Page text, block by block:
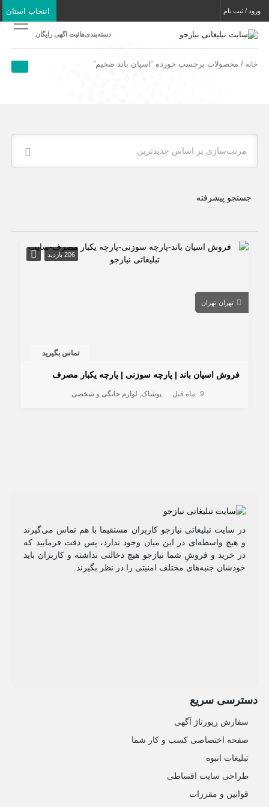
انتخاب استان ورود / ثبت نام
دسته‌بندی‌هاثبت اگهی رایگان
خانه / محصولات برچسب خورده “اسپان باند ضخیم”
مرتب‌سازی بر اساس جدیدترین
جستجو پیشرفته
206 بازدید
تهران تهران
تماس بگیرید
فروش اسپان باند | پارچه سوزنی | پارچه یکبار مصرف
9 ماه قبل پوشاک لوازم خانگی و شخصی
در سایت تبلیغاتی نیازجو کاربران مستقیما با هم تماس می‌گیرند
و هیچ واسطه‌ای در این میان وجود ندارد، پس دقت فرمایید که
در خرید و فروشِ شما نیازجو هیچ دخالتی نداشته و کاربران باید
خودشان جنبه‌های مختلف امنیتی را در نظر بگیرند.
دسترسی سریع
سفارش رپورتاژ آگهی
صفحه اختصاصی کسب و کار شما
تبلیغات انبوه
طراحی سایت اقساطی
قوانین و مقررات